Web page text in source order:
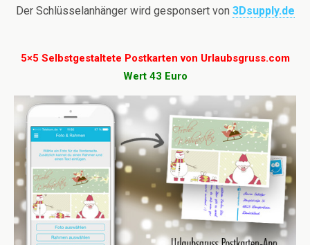
Der Schlüsselanhänger wird gesponsert von 3Dsupply.de
5×5 Selbstgestaltete Postkarten von Urlaubsgruss.com
Wert 43 Euro